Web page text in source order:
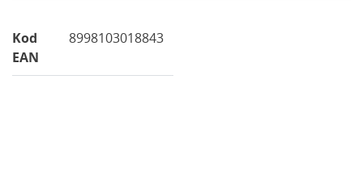
Kod
EAN
8998103018843